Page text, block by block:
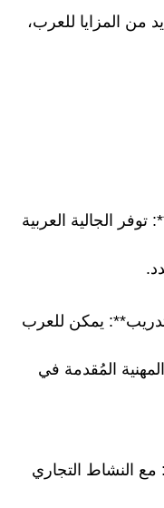
من المزايا للعرب،
الجالية العربية
يمكن للعرب
المُقدمة في
النشاط التجاري